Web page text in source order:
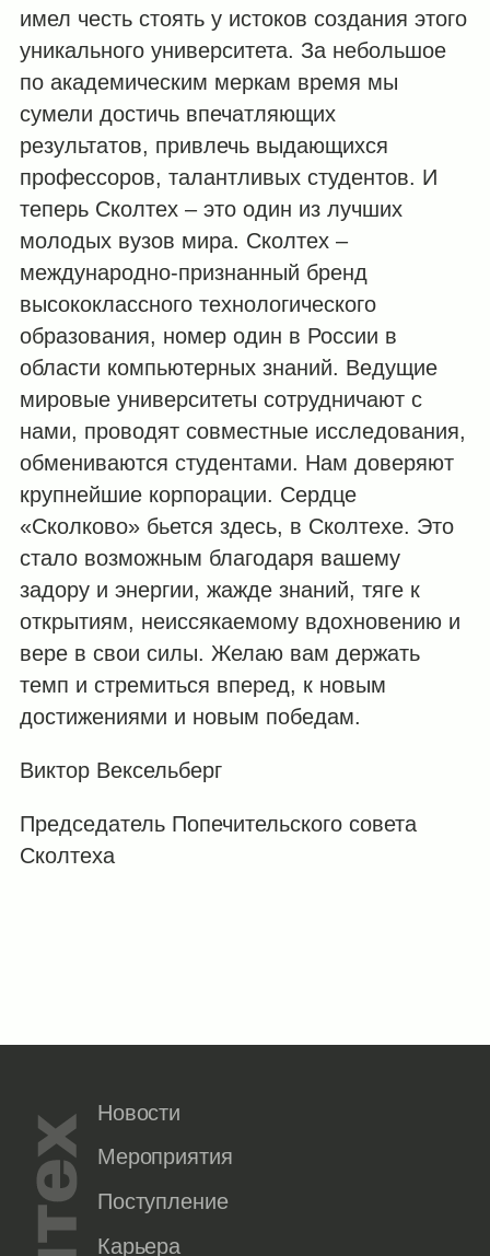
имел честь стоять у истоков создания этого
уникального университета. За небольшое
по академическим меркам время мы
сумели достичь впечатляющих
результатов, привлечь выдающихся
профессоров, талантливых студентов. И
теперь Сколтех – это один из лучших
молодых вузов мира. Сколтех –
международно-признанный бренд
высококлассного технологического
образования, номер один в России в
области компьютерных знаний. Ведущие
мировые университеты сотрудничают с
нами, проводят совместные исследования,
обмениваются студентами. Нам доверяют
крупнейшие корпорации. Сердце
«Сколково» бьется здесь, в Сколтехе. Это
стало возможным благодаря вашему
задору и энергии, жажде знаний, тяге к
открытиям, неиссякаемому вдохновению и
вере в свои силы. Желаю вам держать
темп и стремиться вперед, к новым
достижениями и новым победам.
Виктор Вексельберг
Председатель Попечительского совета
Сколтеха
Новости
Мероприятия
Поступление
Карьера